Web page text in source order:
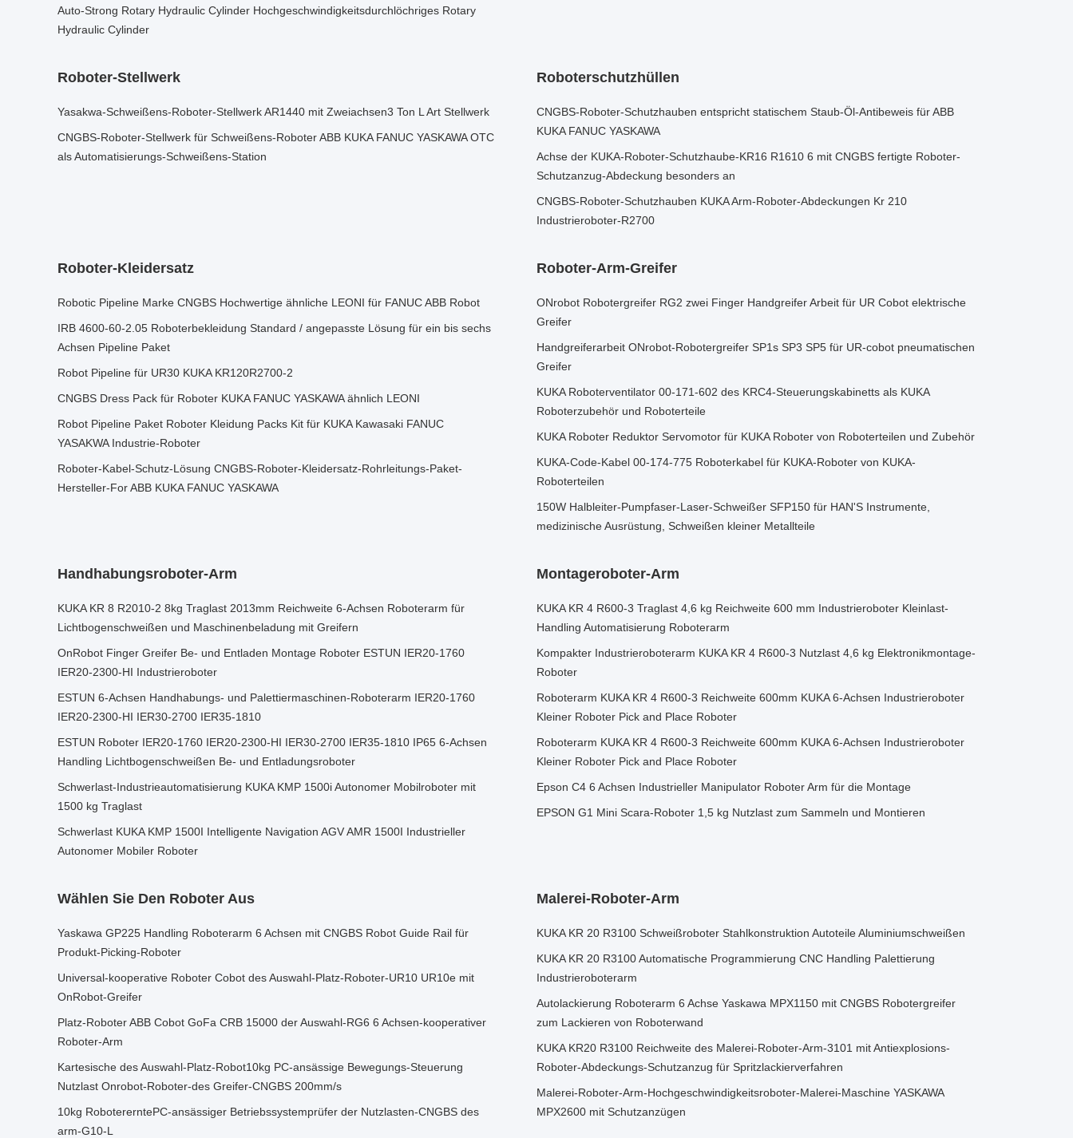
Auto-Strong Rotary Hydraulic Cylinder Hochgeschwindigkeitsdurchlöchriges Rotary
Hydraulic Cylinder
Roboter-Stellwerk
Yasakwa-Schweißens-Roboter-Stellwerk AR1440 mit Zweiachsen3 Ton L Art Stellwerk
CNGBS-Roboter-Stellwerk für Schweißens-Roboter ABB KUKA FANUC YASKAWA OTC
als Automatisierungs-Schweißens-Station
Roboterschutzhüllen
CNGBS-Roboter-Schutzhauben entspricht statischem Staub-Öl-Antibeweis für ABB
KUKA FANUC YASKAWA
Achse der KUKA-Roboter-Schutzhaube-KR16 R1610 6 mit CNGBS fertigte Roboter-
Schutzanzug-Abdeckung besonders an
CNGBS-Roboter-Schutzhauben KUKA Arm-Roboter-Abdeckungen Kr 210
Industrieroboter-R2700
Roboter-Kleidersatz
Robotic Pipeline Marke CNGBS Hochwertige ähnliche LEONI für FANUC ABB Robot
IRB 4600-60-2.05 Roboterbekleidung Standard / angepasste Lösung für ein bis sechs
Achsen Pipeline Paket
Robot Pipeline für UR30 KUKA KR120R2700-2
CNGBS Dress Pack für Roboter KUKA FANUC YASKAWA ähnlich LEONI
Robot Pipeline Paket Roboter Kleidung Packs Kit für KUKA Kawasaki FANUC
YASAKWA Industrie-Roboter
Roboter-Kabel-Schutz-Lösung CNGBS-Roboter-Kleidersatz-Rohrleitungs-Paket-
Hersteller-For ABB KUKA FANUC YASKAWA
Roboter-Arm-Greifer
ONrobot Robotergreifer RG2 zwei Finger Handgreifer Arbeit für UR Cobot elektrische
Greifer
Handgreiferarbeit ONrobot-Robotergreifer SP1s SP3 SP5 für UR-cobot pneumatischen
Greifer
KUKA Roboterventilator 00-171-602 des KRC4-Steuerungskabinetts als KUKA
Roboterzubehör und Roboterteile
KUKA Roboter Reduktor Servomotor für KUKA Roboter von Roboterteilen und Zubehör
KUKA-Code-Kabel 00-174-775 Roboterkabel für KUKA-Roboter von KUKA-
Roboterteilen
150W Halbleiter-Pumpfaser-Laser-Schweißer SFP150 für HAN'S Instrumente,
medizinische Ausrüstung, Schweißen kleiner Metallteile
Handhabungsroboter-Arm
KUKA KR 8 R2010-2 8kg Traglast 2013mm Reichweite 6-Achsen Roboterarm für
Lichtbogenschweißen und Maschinenbeladung mit Greifern
OnRobot Finger Greifer Be- und Entladen Montage Roboter ESTUN IER20-1760
IER20-2300-HI Industrieroboter
ESTUN 6-Achsen Handhabungs- und Palettiermaschinen-Roboterarm IER20-1760
IER20-2300-HI IER30-2700 IER35-1810
ESTUN Roboter IER20-1760 IER20-2300-HI IER30-2700 IER35-1810 IP65 6-Achsen
Handling Lichtbogenschweißen Be- und Entladungsroboter
Schwerlast-Industrieautomatisierung KUKA KMP 1500i Autonomer Mobilroboter mit
1500 kg Traglast
Schwerlast KUKA KMP 1500I Intelligente Navigation AGV AMR 1500I Industrieller
Autonomer Mobiler Roboter
Montageroboter-Arm
KUKA KR 4 R600-3 Traglast 4,6 kg Reichweite 600 mm Industrieroboter Kleinlast-
Handling Automatisierung Roboterarm
Kompakter Industrieroboterarm KUKA KR 4 R600-3 Nutzlast 4,6 kg Elektronikmontage-
Roboter
Roboterarm KUKA KR 4 R600-3 Reichweite 600mm KUKA 6-Achsen Industrieroboter
Kleiner Roboter Pick and Place Roboter
Roboterarm KUKA KR 4 R600-3 Reichweite 600mm KUKA 6-Achsen Industrieroboter
Kleiner Roboter Pick and Place Roboter
Epson C4 6 Achsen Industrieller Manipulator Roboter Arm für die Montage
EPSON G1 Mini Scara-Roboter 1,5 kg Nutzlast zum Sammeln und Montieren
Wählen Sie Den Roboter Aus
Yaskawa GP225 Handling Roboterarm 6 Achsen mit CNGBS Robot Guide Rail für
Produkt-Picking-Roboter
Universal-kooperative Roboter Cobot des Auswahl-Platz-Roboter-UR10 UR10e mit
OnRobot-Greifer
Platz-Roboter ABB Cobot GoFa CRB 15000 der Auswahl-RG6 6 Achsen-kooperativer
Roboter-Arm
Kartesische des Auswahl-Platz-Robot10kg PC-ansässige Bewegungs-Steuerung
Nutzlast Onrobot-Roboter-des Greifer-CNGBS 200mm/s
10kg RobotererntePC-ansässiger Betriebssystemprüfer der Nutzlasten-CNGBS des
arm-G10-L
Malerei-Roboter-Arm
KUKA KR 20 R3100 Schweißroboter Stahlkonstruktion Autoteile Aluminiumschweißen
KUKA KR 20 R3100 Automatische Programmierung CNC Handling Palettierung
Industrieroboterarm
Autolackierung Roboterarm 6 Achse Yaskawa MPX1150 mit CNGBS Robotergreifer
zum Lackieren von Roboterwand
KUKA KR20 R3100 Reichweite des Malerei-Roboter-Arm-3101 mit Antiexplosions-
Roboter-Abdeckungs-Schutzanzug für Spritzlackierverfahren
Malerei-Roboter-Arm-Hochgeschwindigkeitsroboter-Malerei-Maschine YASKAWA
MPX2600 mit Schutzanzügen